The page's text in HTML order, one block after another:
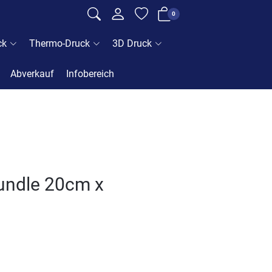
0
Thermo-Druck 3D Druck
Abverkauf Infobereich
20cm x